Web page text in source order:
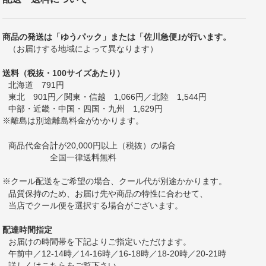
商品の発送は「ゆうパック」または「佐川急便｣が行います。
（お届けする地域によって異なります）
送料（税抜・100サイズあたり）
北海道 791円
東北 901円／関東・信越 1,066円／北陸 1,544円
中部・近畿・中国・四国・九州 1,629円
※離島は別途離島料金がかかります。
商品代金合計が20,000円以上（税抜）の場合
全国一律送料無料
※クール配送をご希望の場合、クール代が別途かかります。
品質保持のため、お届け先や商品の特性に合わせて、
当店でクール便を選択する場合がございます。
配達時間指定
お届けの時間帯を下記よりご指定いただけます。
午前中／12-14時／14-16時／16-18時／18-20時／20-21時